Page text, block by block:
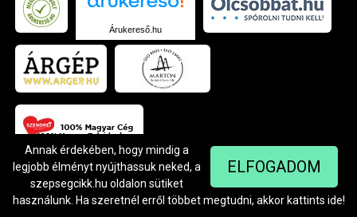
Árukereső.hu
© Szendrei Kft - 1042 Budapest, Árpád út 94.
Készítette:Netgo.hu Kft.
ELFOGADOM
Annak érdekében, hogy mindig a
legjobb élményt nyújthassuk neked, a
szepsegcikk.hu oldalon sütiket
használunk. Ha szeretnél erről többet megtudni, akkor kattints ide!